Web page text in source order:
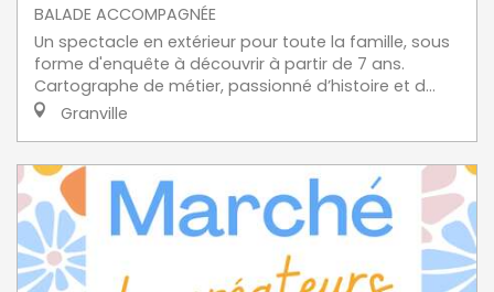
BALADE ACCOMPAGNÉE
Un spectacle en extérieur pour toute la famille, sous
forme d'enquête à découvrir à partir de 7 ans.
Cartographe de métier, passionné d’histoire et d...
Granville